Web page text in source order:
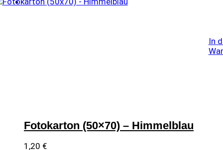
In
Fotokarton (50×70) – Himmelblau
1,20 €